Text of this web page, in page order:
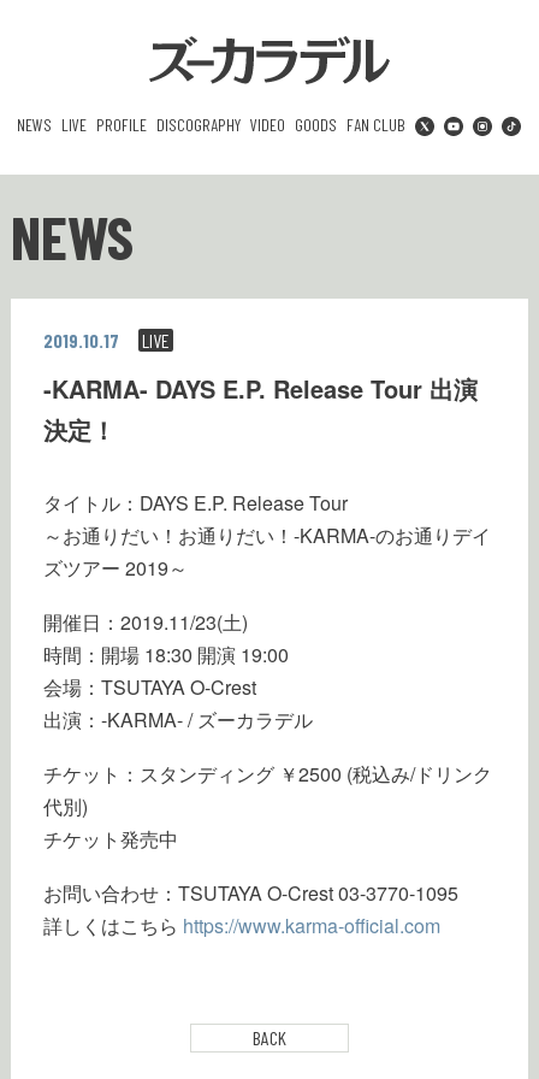
NEWS LIVE PROFILE DISCOGRAPHY VIDEO GOODS FAN CLUB
NEWS
2019.10.17 LIVE
-KARMA- DAYS E.P. Release Tour 出演
決定！
タイトル：DAYS E.P. Release Tour
～お通りだい！お通りだい！-KARMA-のお通りデイ
ズツアー 2019～
開催日：2019.11/23(土)
時間：開場 18:30 開演 19:00
会場：TSUTAYA O-Crest
出演：-KARMA- / ズーカラデル
チケット：スタンディング ￥2500 (税込み/ドリンク
代別)
チケット発売中
お問い合わせ：TSUTAYA O-Crest 03-3770-1095
詳しくはこちら https://www.karma-official.com
BACK